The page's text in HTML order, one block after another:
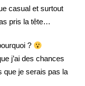
casual et surtout
pris la tête…
?
j’ai des chances
que je serais pas la